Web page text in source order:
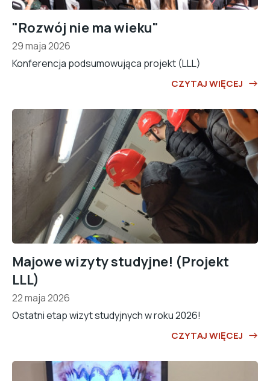
"Rozwój nie ma wieku"
29 maja 2026
Konferencja podsumowująca projekt (LLL)
CZYTAJ WIĘCEJ
Majowe wizyty studyjne! (Projekt
LLL)
22 maja 2026
Ostatni etap wizyt studyjnych w roku 2026!
CZYTAJ WIĘCEJ